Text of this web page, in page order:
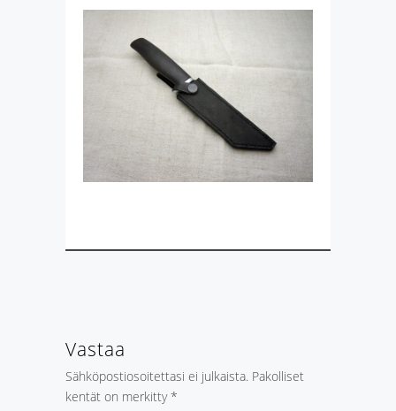
Vastaa
Sähköpostiosoitettasi ei julkaista. Pakolliset
kentät on merkitty*